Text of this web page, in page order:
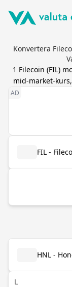
Konvertera
1 Filecoin (FIL)
mid-market-
FIL -
HNL -
L